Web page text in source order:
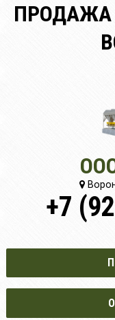
ПРОДАЖА
+7